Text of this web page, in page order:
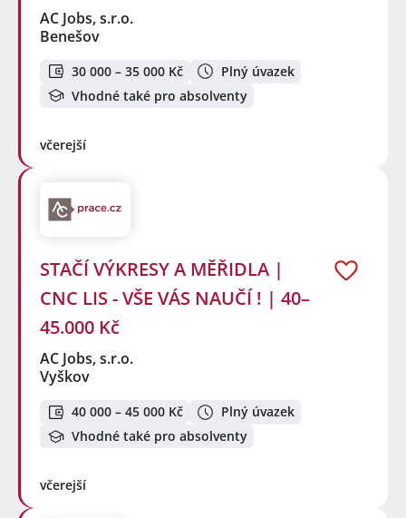
AC Jobs, s.r.o.
Benešov
30 000 – 35 000 Kč
Plný úvazek
Vhodné také pro absolventy
včerejší
STAČÍ VÝKRESY A MĚŘIDLA |
CNC LIS - VŠE VÁS NAUČÍ ! | 40–
45.000 Kč
AC Jobs, s.r.o.
Vyškov
40 000 – 45 000 Kč
Plný úvazek
Vhodné také pro absolventy
včerejší